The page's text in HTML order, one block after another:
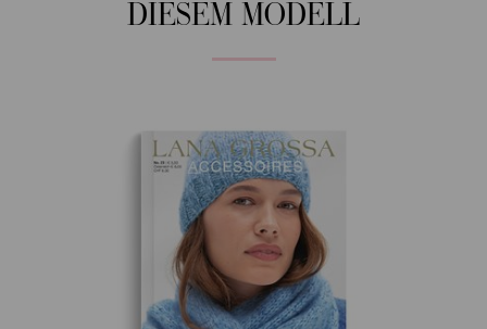
DIESEM MODELL